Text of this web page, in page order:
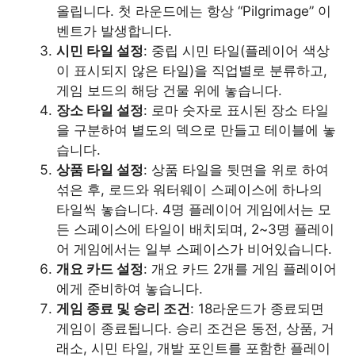
올립니다. 첫 라운드에는 항상 “Pilgrimage” 이
벤트가 발생합니다.
시민 타일 설정: 중립 시민 타일(플레이어 색상
이 표시되지 않은 타일)을 직업별로 분류하고,
게임 보드의 해당 건물 위에 놓습니다.
장소 타일 설정: 로마 숫자로 표시된 장소 타일
을 구분하여 별도의 덱으로 만들고 테이블에 놓
습니다.
상품 타일 설정: 상품 타일을 뒷면을 위로 하여
섞은 후, 로드와 워터웨이 스페이스에 하나의
타일씩 놓습니다. 4명 플레이어 게임에서는 모
든 스페이스에 타일이 배치되며, 2~3명 플레이
어 게임에서는 일부 스페이스가 비어있습니다.
개요 카드 설정: 개요 카드 2개를 게임 플레이어
에게 준비하여 놓습니다.
게임 종료 및 승리 조건: 18라운드가 종료되면
게임이 종료됩니다. 승리 조건은 동전, 상품, 거
래소, 시민 타일, 개발 포인트를 포함한 플레이